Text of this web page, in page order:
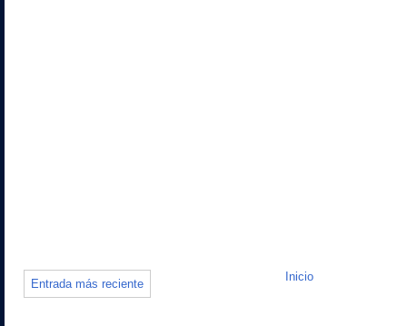
Entrada más reciente
Inicio